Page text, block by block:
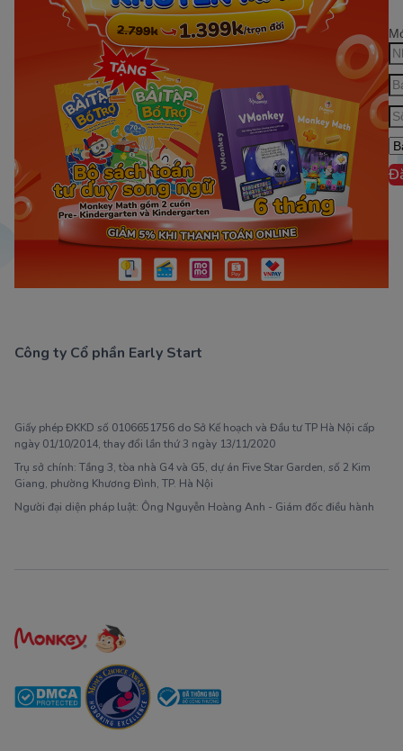
Công ty Cổ phần Early Start
Giấy phép ĐKKD số 0106651756 do Sở Kế hoạch và Đầu tư TP Hà Nội cấp
ngày 01/10/2014, thay đổi lần thứ 3 ngày 13/11/2020
Trụ sở chính: Tầng 3, tòa nhà G4 và G5, dự án Five Star Garden, số 2 Kim
Giang, phường Khương Đình, TP. Hà Nội
Người đại diện pháp luật: Ông Nguyễn Hoàng Anh - Giám đốc điều hành